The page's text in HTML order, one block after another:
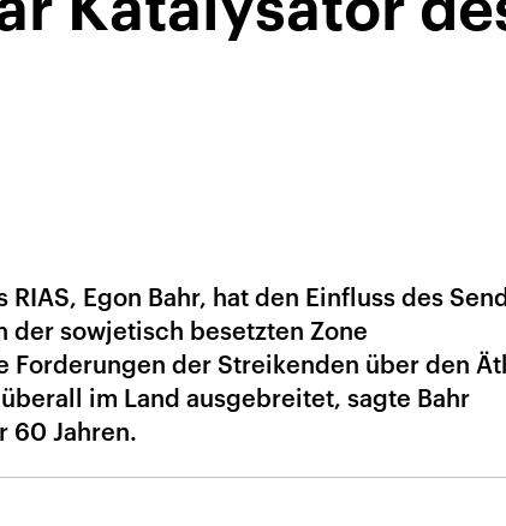
Egon Bahr, hat den Einfluss des
der sowjetisch besetzten Zone
Forderungen der Streikenden über den
im Land ausgebreitet, sagte Bahr
60 Jahren.